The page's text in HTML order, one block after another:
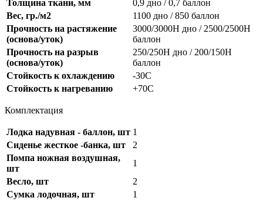
Толщина ткани, мм
0,9 дно / 0,7 баллон
Вес, гр./м2
1100 дно / 850 баллон
Прочность на растяжение
(основа/уток)
3000/3000H дно / 2500/2500H
баллон
Прочность на разрыв
(основа/уток)
250/250Н дно / 200/150Н
баллон
Стойкость к охлаждению
-30С
Стойкость к нагреванию
+70C
Комплектация
Лодка надувная - баллон, шт 1
Сиденье жесткое -банка, шт
2
Помпа ножная воздушная,
шт
1
Весло, шт
2
Сумка лодочная, шт
1